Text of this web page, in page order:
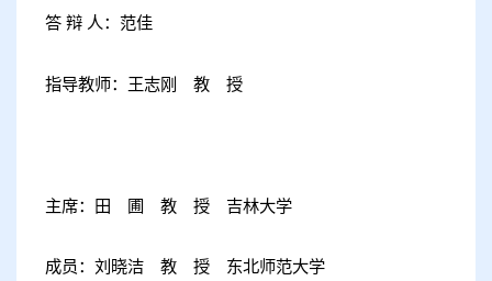
答 辩 人：范佳
指导教师：王志刚 教 授
主席：田 圃 教 授 吉林大学
成员：刘晓洁 教 授 东北师范大学